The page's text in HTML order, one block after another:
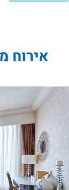
אירוח